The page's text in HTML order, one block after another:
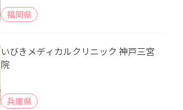
福岡県
いびきメディカルクリニック 神戸三宮
院
兵庫県